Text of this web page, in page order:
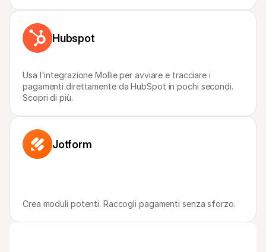
Hubspot
Usa l'integrazione Mollie per avviare e tracciare i
pagamenti direttamente da HubSpot in pochi secondi.
Scopri di più.
Jotform
Crea moduli potenti. Raccogli pagamenti senza sforzo.